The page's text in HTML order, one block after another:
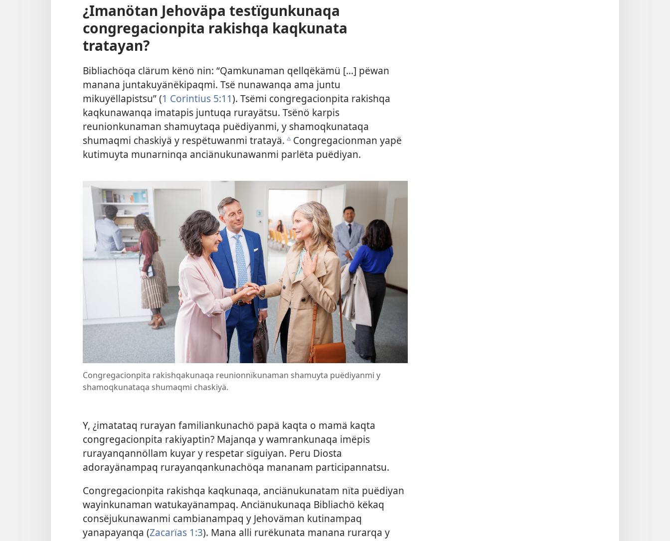
¿Imanötan Jehoväpa testïgunkunaqa
congregacionpita rakishqa kaqkunata
tratayan?
Bibliachöqa clärum kënö nin: “Qamkunaman qellqëkämü [...] pëwan
manana juntakuyänëkipaqmi. Tsë nunawanqa ama juntu
mikuyëllapistsu” (1 Corintius 5:11). Tsëmi congregacionpita rakishqa
kaqkunawanqa imatapis juntuqa rurayätsu. Tsënö karpis
reunionkunaman shamuytaqa puëdiyanmi, y shamoqkunataqa
shumaqmi chaskiyä y respëtuwanmi tratayä. c Congregacionman yapë
kutimuyta munarninqa anciänukunawanmi parlëta puëdiyan.
Congregacionpita rakishqakunaqa reunionnïkunaman shamuyta puëdiyanmi y
shamoqkunataqa shumaqmi chaskiyä.
Y, ¿imatataq rurayan familiankunachö papä kaqta o mamä kaqta
congregacionpita rakiyaptin? Majanqa y wamrankunaqa imëpis
rurayanqannöllam kuyar y respetar sïguiyan. Peru Diosta
adorayänampaq rurayanqankunachöqa mananam participannatsu.
Congregacionpita rakishqa kaqkunaqa, anciänukunatam nïta puëdiyan
wayinkunaman watukayänampaq. Anciänukunaqa Bibliachö këkaq
consëjukunawanmi cambianampaq y Jehoväman kutinampaq
yanapayanqa (Zacarïas 1:3). Mana alli rurëkunata manana rurarqa y